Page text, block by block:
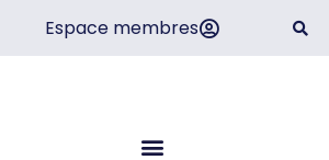
Espace membres